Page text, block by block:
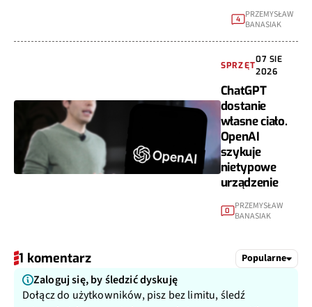
4
PRZEMYSŁAW
BANASIAK
SPRZĘT
07 SIE
2026
ChatGPT
dostanie
własne ciało.
OpenAI
szykuje
nietypowe
urządzenie
0 PRZEMYSŁAW
BANASIAK
1 komentarz Popularne
Zaloguj się, by śledzić dyskuję
Dołącz do użytkowników, pisz bez limitu, śledź